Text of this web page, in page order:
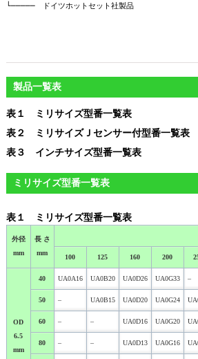
└───── ドイツホットセット社製品
製品一覧表
表１ ミリサイズ型番一覧表
表２ ミリサイズＪセンサー付型番一覧表
表３ インチサイズ型番一覧表
ミリサイズ型番一覧表
表１ ミリサイズ型番一覧表
外径
mm
長 さ
mm
100 125 160 200
OD
6.5
mm
40 UA0A16 UA0B20 UA0D26 UA0G33 –
50 – UA0B15 UA0D20 UA0G24
60 – – UA0D16 UA0G20
80 – – UA0D13 UA0G16